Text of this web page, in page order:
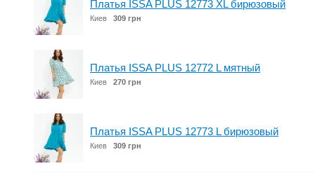
Платья ISSA PLUS 12773 XL бирюзовый
Киев 309 грн
Платья ISSA PLUS 12772 L мятный
Киев 270 грн
Платья ISSA PLUS 12773 L бирюзовый
Киев 309 грн